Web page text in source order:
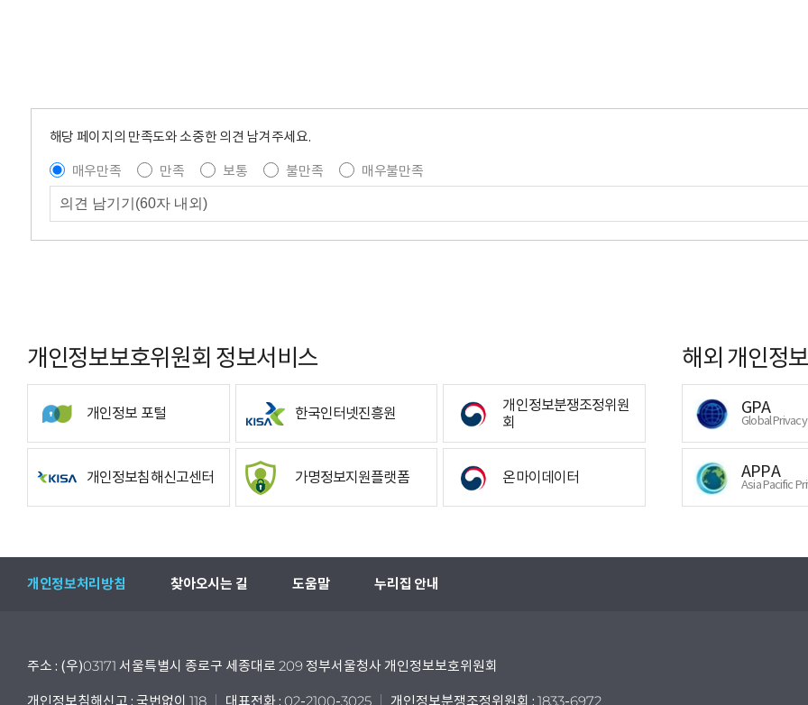
해당 페이지의 만족도와 소중한 의견 남겨주세요.
매우만족
만족 보통 불만족 매우불만족
개인정보보호위원회 정보서비스
개인정보 포털 한국인터넷진흥원
개인정보분쟁조정위원
회
개인정보침해신고센터 가명정보지원플랫폼 온마이데이터
해외 개인정
GPA
Global
APPA
Asia Pacific
개인정보처리방침 찾아오시는 길 도움말 누리집 안내
주소 : (우)03171 서울특별시 종로구 세종대로 209 정부서울청사 개인정보보호위원회
개인정보침해신고 : 국번없이 118 대표전화 : 02-2100-3025 개인정보분쟁조정위원회 : 1833-6972